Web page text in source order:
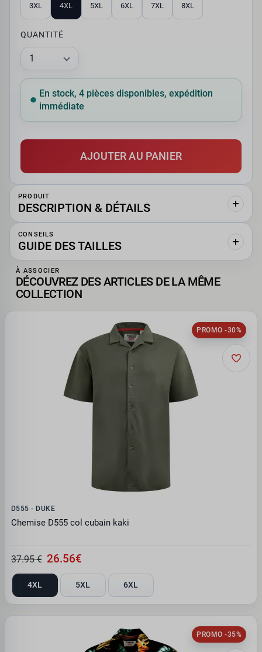
3XL 4XL 5XL 6XL 7XL 8XL
QUANTITÉ
En stock, 4 pièces disponibles, expédition
immédiate
AJOUTER AU PANIER
PRODUIT
DESCRIPTION & DÉTAILS
CONSEILS
GUIDE DES TAILLES
À ASSOCIER
DÉCOUVREZ DES ARTICLES DE LA MÊME
COLLECTION
PROMO -30%
D555 - DUKE
Chemise D555 col cubain kaki
37.95 € 26.56€
4XL 5XL 6XL
PROMO -35%